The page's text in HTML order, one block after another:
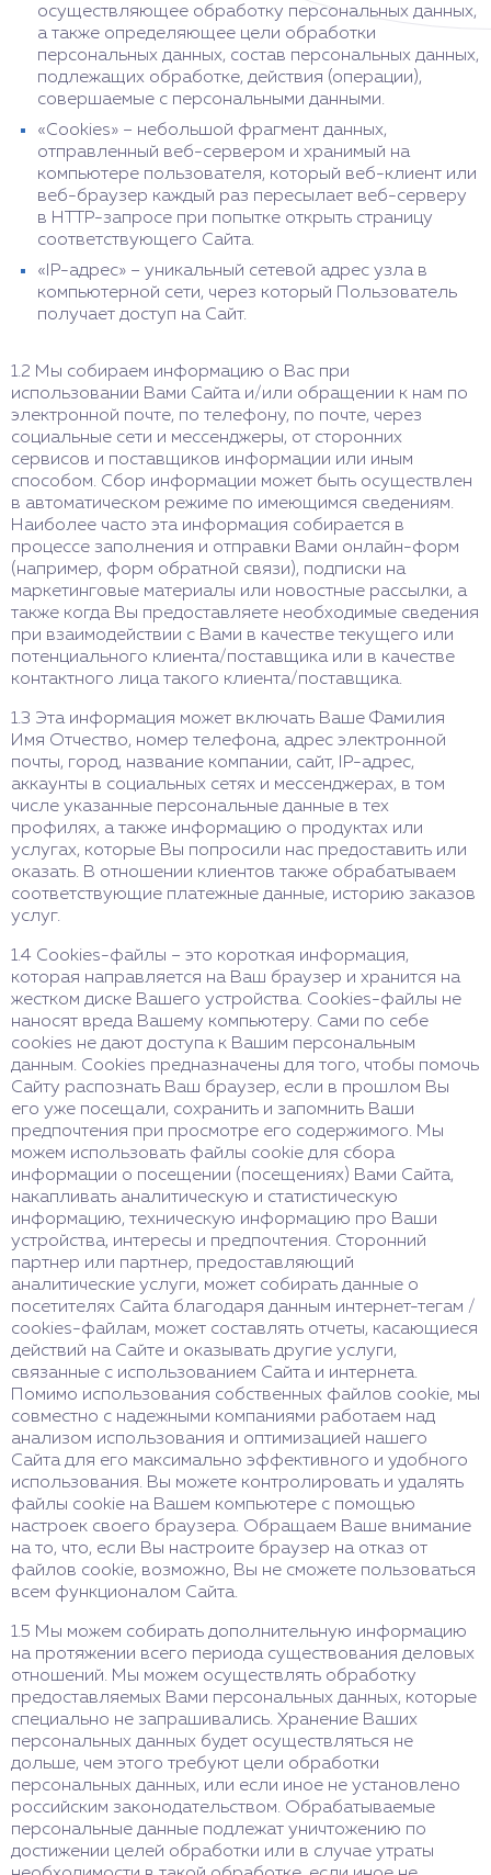
осуществляющее обработку персональных данных,
а также определяющее цели обработки
персональных данных, состав персональных данных,
подлежащих обработке, действия (операции),
совершаемые с персональными данными.
«Cookies» – небольшой фрагмент данных,
отправленный веб-сервером и хранимый на
компьютере пользователя, который веб-клиент или
веб-браузер каждый раз пересылает веб-серверу
в HTTP-запросе при попытке открыть страницу
соответствующего Сайта.
«IP-адрес» – уникальный сетевой адрес узла в
компьютерной сети, через который Пользователь
получает доступ на Сайт.
1.2 Мы собираем информацию о Вас при
использовании Вами Сайта и/или обращении к нам по
электронной почте, по телефону, по почте, через
социальные сети и мессенджеры, от сторонних
сервисов и поставщиков информации или иным
способом. Сбор информации может быть осуществлен
в автоматическом режиме по имеющимся сведениям.
Наиболее часто эта информация собирается в
процессе заполнения и отправки Вами онлайн-форм
(например, форм обратной связи), подписки на
маркетинговые материалы или новостные рассылки, а
также когда Вы предоставляете необходимые сведения
при взаимодействии с Вами в качестве текущего или
потенциального клиента/поставщика или в качестве
контактного лица такого клиента/поставщика.
1.3 Эта информация может включать Ваше Фамилия
Имя Отчество, номер телефона, адрес электронной
почты, город, название компании, сайт, IP-адрес,
аккаунты в социальных сетях и мессенджерах, в том
числе указанные персональные данные в тех
профилях, а также информацию о продуктах или
услугах, которые Вы попросили нас предоставить или
оказать. В отношении клиентов также обрабатываем
соответствующие платежные данные, историю заказов
услуг.
1.4 Cookies-файлы – это короткая информация,
которая направляется на Ваш браузер и хранится на
жестком диске Вашего устройства. Cookies-файлы не
наносят вреда Вашему компьютеру. Сами по себе
cookies не дают доступа к Вашим персональным
данным. Cookies предназначены для того, чтобы помочь
Сайту распознать Ваш браузер, если в прошлом Вы
его уже посещали, сохранить и запомнить Ваши
предпочтения при просмотре его содержимого. Мы
можем использовать файлы cookie для сбора
информации о посещении (посещениях) Вами Сайта,
накапливать аналитическую и статистическую
информацию, техническую информацию про Ваши
устройства, интересы и предпочтения. Сторонний
партнер или партнер, предоставляющий
аналитические услуги, может собирать данные о
посетителях Сайта благодаря данным интернет-тегам /
cookies-файлам, может составлять отчеты, касающиеся
действий на Сайте и оказывать другие услуги,
связанные с использованием Сайта и интернета.
Помимо использования собственных файлов cookie, мы
совместно с надежными компаниями работаем над
анализом использования и оптимизацией нашего
Сайта для его максимально эффективного и удобного
использования. Вы можете контролировать и удалять
файлы cookie на Вашем компьютере с помощью
настроек своего браузера. Обращаем Ваше внимание
на то, что, если Вы настроите браузер на отказ от
файлов cookie, возможно, Вы не сможете пользоваться
всем функционалом Сайта.
1.5 Мы можем собирать дополнительную информацию
на протяжении всего периода существования деловых
отношений. Мы можем осуществлять обработку
предоставляемых Вами персональных данных, которые
специально не запрашивались. Хранение Ваших
персональных данных будет осуществляться не
дольше, чем этого требуют цели обработки
персональных данных, или если иное не установлено
российским законодательством. Обрабатываемые
персональные данные подлежат уничтожению по
достижении целей обработки или в случае утраты